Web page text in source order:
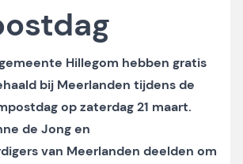
Hillegom hebben gratis
bij Meerlanden tijdens de
op zaterdag 21 maart.
de Jong en
van Meerlanden deelden om